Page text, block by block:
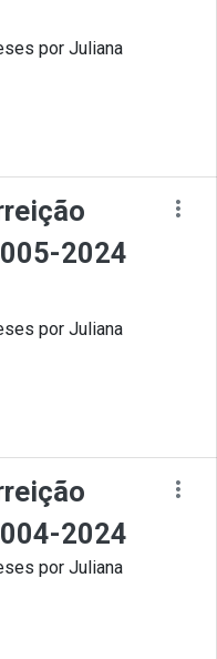
por Juliana
2024
por Juliana
2024
por Juliana